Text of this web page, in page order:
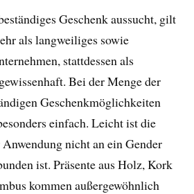
Geschenk aussucht, gilt
als langweiliges sowie
stattdessen als
Bei der Menge der
Geschenkmöglichkeiten
einfach. Leicht ist die
nicht an ein Gender
ist. Präsente aus Holz, Kork
kommen außergewöhnlich